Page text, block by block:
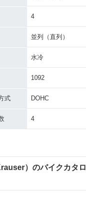
4
並列（直列）
水冷
1092
式 DOHC
4
）のバイクカタ